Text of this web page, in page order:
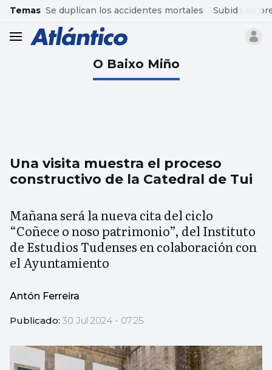
common.go-to-content
Temas Se duplican los accidentes mortales Subida de
header.menu.open
O Baixo Miño
Una visita muestra el proceso
constructivo de la Catedral de Tui
Mañana será la nueva cita del ciclo
“Coñece o noso patrimonio”, del Instituto
de Estudios Tudenses en colaboración con
el Ayuntamiento
Antón Ferreira
Publicado: 30 Jul 2024 - 07:25